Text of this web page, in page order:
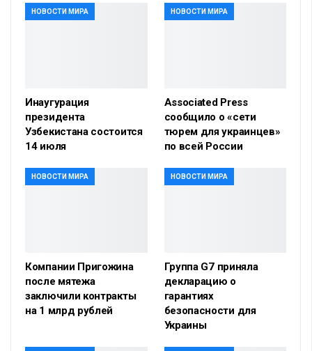
НОВОСТИ МИРА
Инаугурация
президента
Узбекистана состоится
14 июля
НОВОСТИ МИРА
Associated Press
сообщило о «сети
тюрем для украинцев»
по всей России
НОВОСТИ МИРА
Компании Пригожина
после мятежа
заключили контракты
на 1 млрд рублей
НОВОСТИ МИРА
Группа G7 приняла
декларацию о
гарантиях
безопасности для
Украины